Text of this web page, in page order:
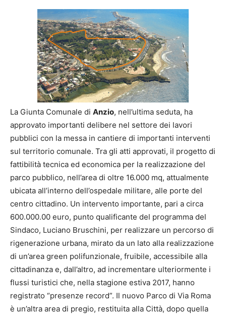
La Giunta Comunale di Anzio, nell’ultima seduta, ha
approvato importanti delibere nel settore dei lavori
pubblici con la messa in cantiere di importanti interventi
sul territorio comunale. Tra gli atti approvati, il progetto di
fattibilità tecnica ed economica per la realizzazione del
parco pubblico, nell’area di oltre 16.000 mq, attualmente
ubicata all’interno dell’ospedale militare, alle porte del
centro cittadino. Un intervento importante, pari a circa
600.000.00 euro, punto qualificante del programma del
Sindaco, Luciano Bruschini, per realizzare un percorso di
rigenerazione urbana, mirato da un lato alla realizzazione
di un’area green polifunzionale, fruibile, accessibile alla
cittadinanza e, dall’altro, ad incrementare ulteriormente i
flussi turistici che, nella stagione estiva 2017, hanno
registrato “presenze record”. Il nuovo Parco di Via Roma
è un’altra area di pregio, restituita alla Città, dopo quella